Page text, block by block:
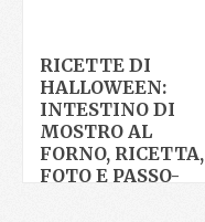
RICETTE DI
HALLOWEEN:
INTESTINO DI
MOSTRO AL
FORNO, RICETTA,
FOTO E PASSO-